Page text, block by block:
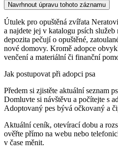
Navrhnout úpravu tohoto záznamu
Útulek pro opuštěná zvířata
a najdete jej v katalogu psích
depozita pečují o opuštěné,
nové domovy. Kromě adopce
venčení a materiální či finanční
Jak postupovat při adopci psa
Předem si zjistěte aktuální seznam
Domluvte si návštěvu a počítejte s
Adoptovaný pes bývá očkovaný a
Aktuální ceník, otevírací dobu a
ověřte přímo na webu nebo
v čase měnit.